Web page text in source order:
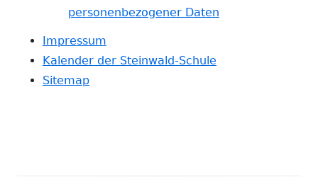
personenbezogener Daten
Impressum
Kalender der Steinwald-Schule
Sitemap